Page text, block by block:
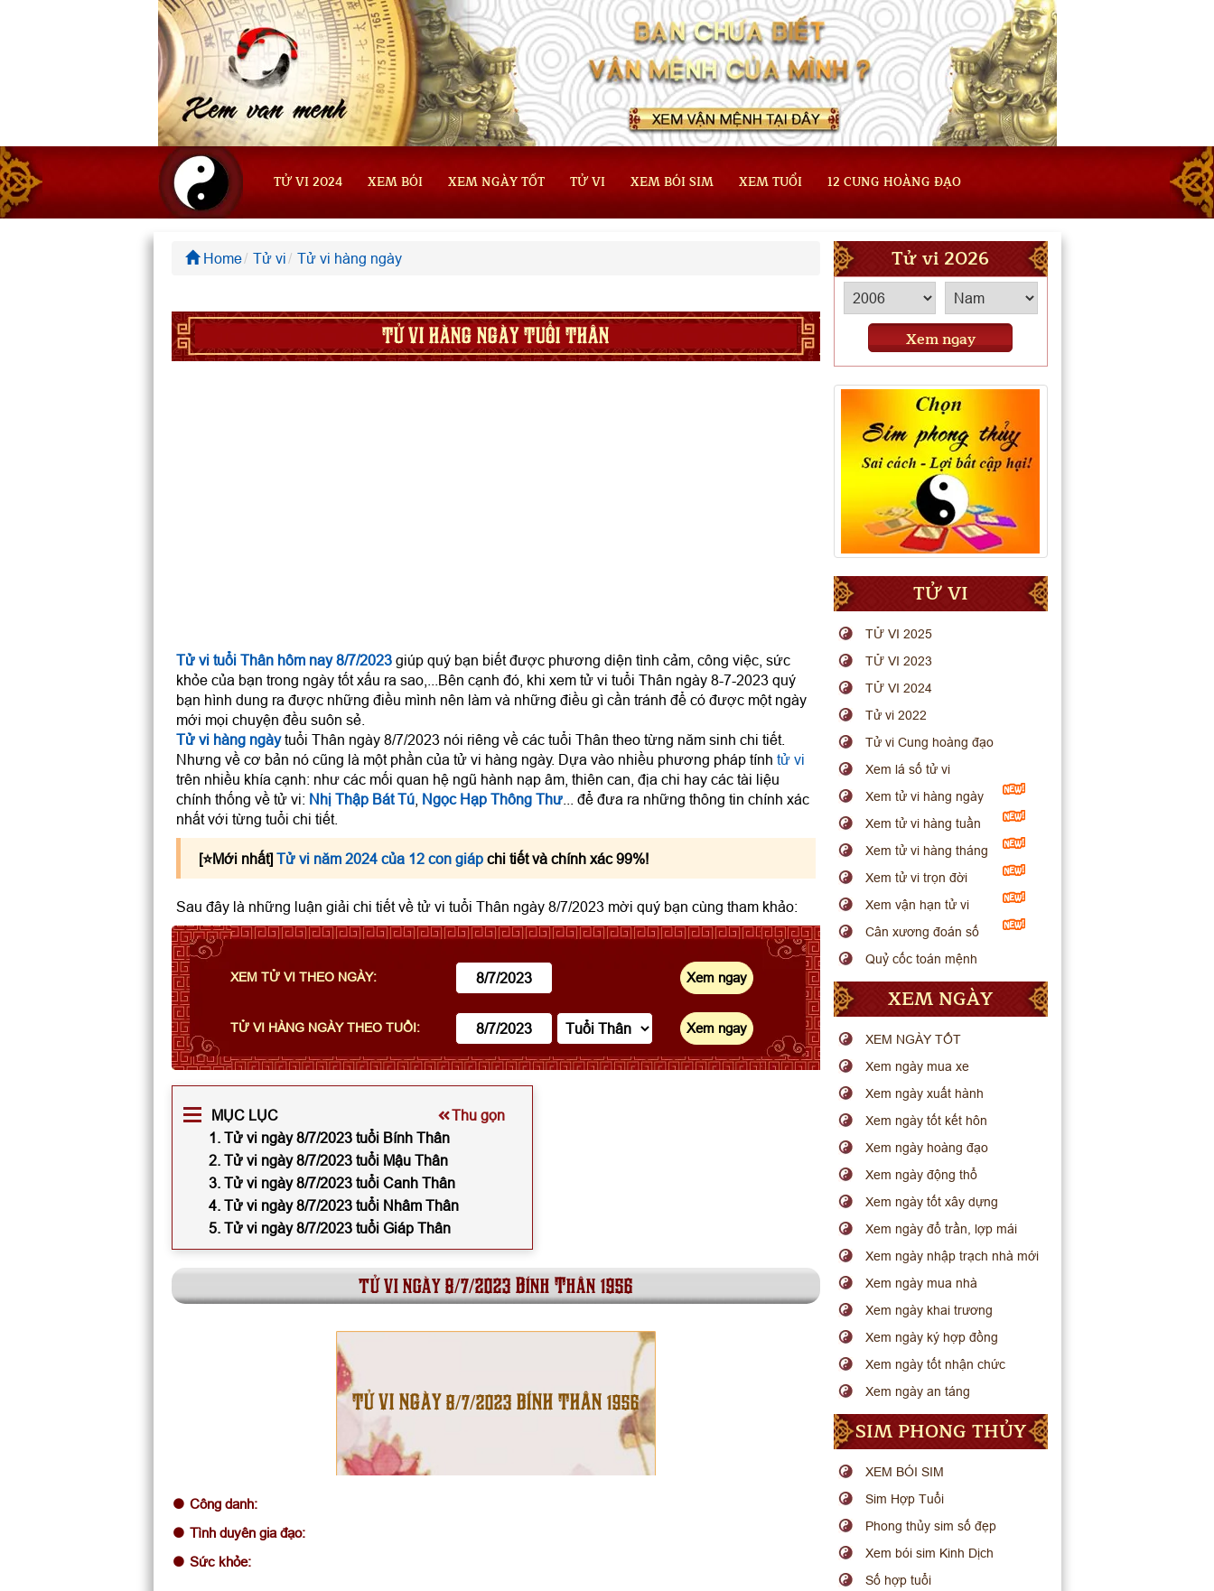
TỬ VI 2024 XEM BÓI XEM NGÀY TỐT TỬ VI XEM BÓI SIM XEM TUỔI 12 CUNG HOÀNG ĐẠO
Home Tử vi Tử vi hàng ngày
TỬ VI HÀNG NGÀY TUỔI THÂN
Tử vi tuổi Thân hôm nay 8/7/2023giúp quý bạn biết được phương diện tình cảm, công việc, sức
khỏe của bạn trong ngày tốt xấu ra sao,...Bên cạnh đó, khi xem tử vi tuổi Thân ngày 8-7-2023 quý
bạn hình dung ra được những điều mình nên làm và những điều gì cần tránh để có được một ngày
mới mọi chuyện đều suôn sẻ.
Tử vi hàng ngàytuổi Thân ngày 8/7/2023 nói riêng về các tuổi Thân theo từng năm sinh chi tiết.
Nhưng về cơ bản nó cũng là một phần của tử vi hàng ngày. Dựa vào nhiều phương pháp tính tử vi
trên nhiều khía cạnh: như các mối quan hệ ngũ hành nạp âm, thiên can, địa chi hay các tài liệu
chính thống về tử vi: Nhị Thập Bát Tú, Ngọc Hạp Thông Thư... để đưa ra những thông tin chính xác
nhất với từng tuổi chi tiết.
[⭐️Mới nhất] Tử vi năm 2024 của 12 con giápchi tiết và chính xác 99%!
Sau đây là những luận giải chi tiết về tử vi tuổi Thân ngày 8/7/2023 mời quý bạn cùng tham khảo:
XEM TỬ VI THEO NGÀY:
TỬ VI HÀNG NGÀY THEO TUỔI:
MỤC LỤC
Thu gọn
1. Tử vi ngày 8/7/2023 tuổi Bính Thân
2. Tử vi ngày 8/7/2023 tuổi Mậu Thân
3. Tử vi ngày 8/7/2023 tuổi Canh Thân
4. Tử vi ngày 8/7/2023 tuổi Nhâm Thân
5. Tử vi ngày 8/7/2023 tuổi Giáp Thân
tử vi ngày 8/7/2023 Bính Thân 1956
TỬ VI NGÀY 8/7/2023 BÍNH THÂN 1956
Công danh:
Tình duyên gia đạo:
Sức khỏe:
Tử vi 2026
Xem ngay
TỬ VI
TỬ VI 2025
TỬ VI 2023
TỬ VI 2024
Tử vi 2022
Tử vi Cung hoàng đạo
Xem lá số tử vi
Xem tử vi hàng ngày
Xem tử vi hàng tuần
Xem tử vi hàng tháng
Xem tử vi trọn đời
Xem vận hạn tử vi
Cân xương đoán số
Quỷ cốc toán mệnh
XEM NGÀY
XEM NGÀY TỐT
Xem ngày mua xe
Xem ngày xuất hành
Xem ngày tốt kết hôn
Xem ngày hoàng đạo
Xem ngày động thổ
Xem ngày tốt xây dựng
Xem ngày đổ trần, lợp mái
Xem ngày nhập trạch nhà mới
Xem ngày mua nhà
Xem ngày khai trương
Xem ngày ký hợp đồng
Xem ngày tốt nhận chức
Xem ngày an táng
SIM PHONG THỦY
XEM BÓI SIM
Sim Hợp Tuổi
Phong thủy sim số đẹp
Xem bói sim Kinh Dịch
Số hợp tuổi